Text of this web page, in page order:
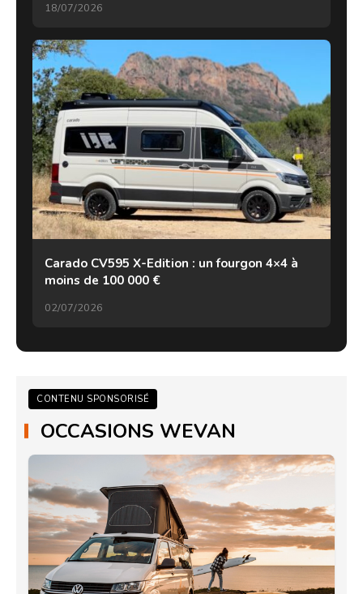
18/07/2026
Carado CV595 X-Edition : un fourgon 4×4 à
moins de 100 000 €
02/07/2026
CONTENU SPONSORISÉ
OCCASIONS WEVAN